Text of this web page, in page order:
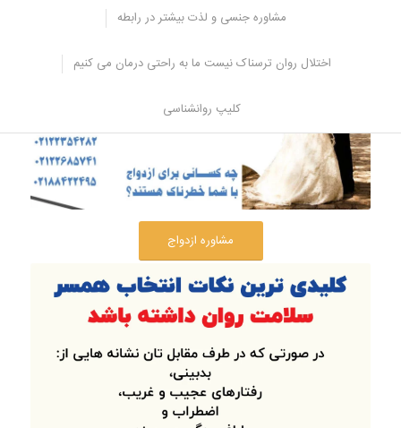
مشاوره جنسی و لذت بیشتر در رابطه
اختلال روان ترسناک نیست ما به راحتی درمان می کنیم
کلیپ روانشناسی
مشاوره ازدواج